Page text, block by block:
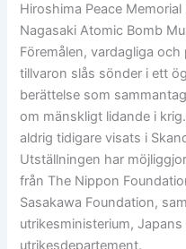
Hiroshima Peace
Nagasaki Atomic Bomb
Föremålen, vardagliga
tillvaron slås sönder i ett
berättelse som
om mänskligt lidande i
aldrig tidigare visats i
Utställningen har
från The Nippon
Sasakawa Foundation,
utrikesministerium,
utrikesdepartement.